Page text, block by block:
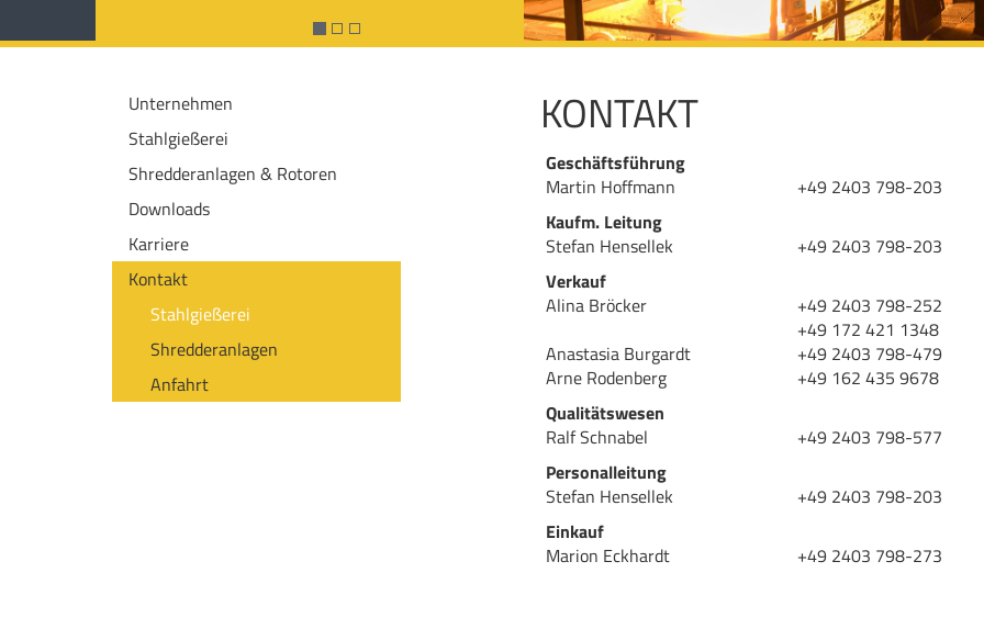
Unternehmen
Stahlgießerei
Shredderanlagen & Rotoren
Downloads
Karriere
Kontakt
Stahlgießerei
Shredderanlagen
Anfahrt
KONTAKT
Geschäftsführung
Martin Hoffmann
+49 2403 798-203
Kaufm. Leitung
Stefan Hensellek
+49 2403 798-203
Verkauf
Alina Bröcker
Anastasia Burgardt
Arne Rodenberg
+49 2403 798-252
+49 172 421 1348
+49 2403 798-479
+49 162 435 9678
Qualitätswesen
Ralf Schnabel
+49 2403 798-577
Personalleitung
Stefan Hensellek
+49 2403 798-203
Einkauf
Marion Eckhardt
+49 2403 798-273